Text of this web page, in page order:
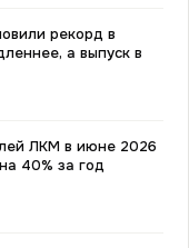
рекорд в
а выпуск в
ЛКМ в июне 2026
40% за год